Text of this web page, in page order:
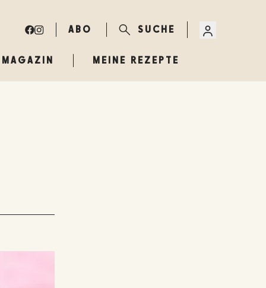
ABO SUCHE
MAGAZIN MEINE REZEPTE